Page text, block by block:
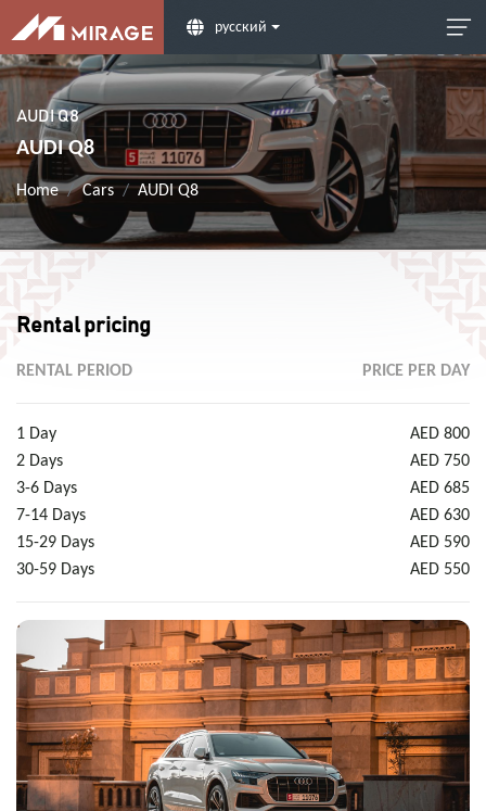
русский
AUDI Q8
AUDI Q8
Home Cars AUDI Q8
Rental pricing
RENTAL PERIOD PRICE PER DAY
1 Day
AED 800
2 Days
AED 750
3-6 Days
AED 685
7-14 Days
AED 630
15-29 Days
AED 590
30-59 Days
AED 550